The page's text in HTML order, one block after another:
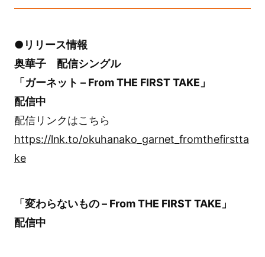
●リリース情報
奥華子 配信シングル
「ガーネット – From THE FIRST TAKE」
配信中
配信リンクはこちら
https://lnk.to/okuhanako_garnet_fromthefirstta
ke
「変わらないもの – From THE FIRST TAKE」
配信中